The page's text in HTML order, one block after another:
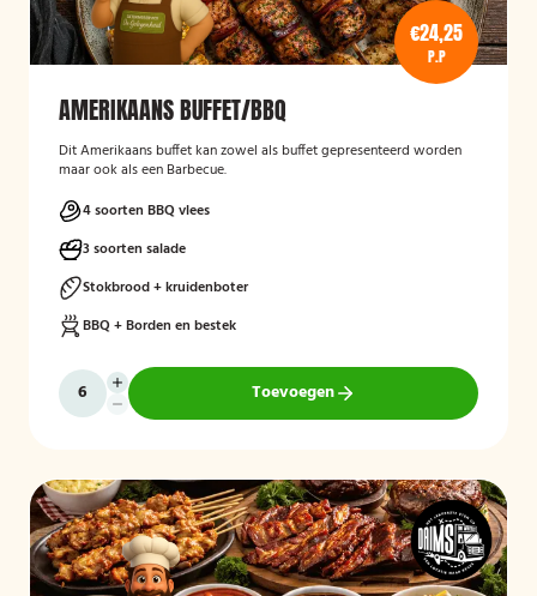
€24,25
P.P
AMERIKAANS BUFFET/BBQ
Dit Amerikaans buffet kan zowel als buffet gepresenteerd worden
maar ook als een Barbecue.
4 soorten BBQ vlees
3 soorten salade
Stokbrood + kruidenboter
BBQ + Borden en bestek
Toevoegen